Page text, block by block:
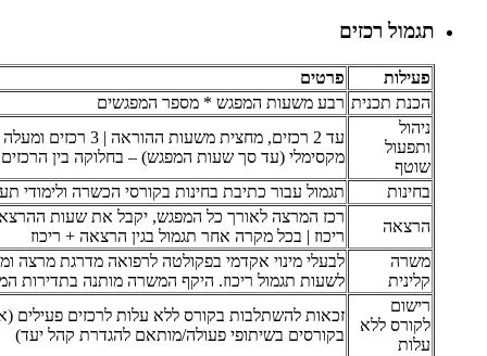
תגמול רכזים
פעילות
פרטים
הכנת תכנית רבע משעות המפגש * מספר המפגשים
ניהול
ותפעול
שוטף
עד 2 רכזים, מחצית משעות ההוראה |
מקסימלי (עד סך שעות המפגש) – בחלוקה בין הרכזים
בחינות
תגמול עבור כתיבת בחינות בקורסי הכשרה ולימודי
הרצאה
רכז המרצה לאורך כל המפגש, יקבל את שעות
ריכוז | בכל מקרה אחר תגמול בגין הרצאה + ריכוז
משרה
קלינית
לבעלי מינוי אקדמי בפקולטה לרפואה מדרגת מרצה
לשעות תגמול ריכוז. היקף המשרה מותנה בתדירות
רישום
לקורס ללא
עלות
זכאות להשתלבות בקורס ללא עלות לרכזים פעילים
בקורסים בשיתופי פעולה/מותאם להגדרת קהל יעד)